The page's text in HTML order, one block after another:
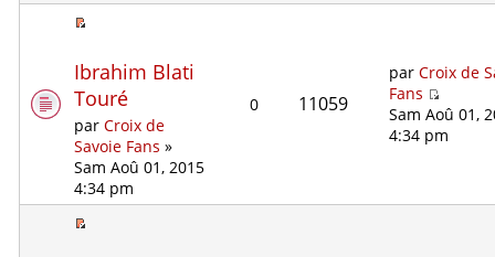
Ibrahim Blati
Touré
parCroix de
Savoie Fans »
Sam Aoû 01, 2015
4:34 pm
0 11059
parCroix de
Fans
Sam Aoû 01,
4:34 pm